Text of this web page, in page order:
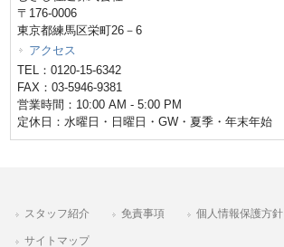
〒176-0006
東京都練馬区栄町26－6
アクセス
TEL：0120-15-6342
FAX：03-5946-9381
営業時間：10:00 AM - 5:00 PM
定休日：水曜日・日曜日・GW・夏季・年末年始
スタッフ紹介 免責事項 個人情報保護方針
サイトマップ